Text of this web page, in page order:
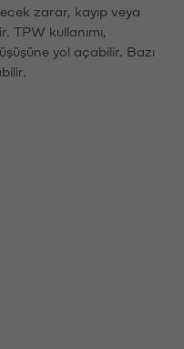
zarar, kayıp veya
kullanımı,
yol açabilir. Bazı